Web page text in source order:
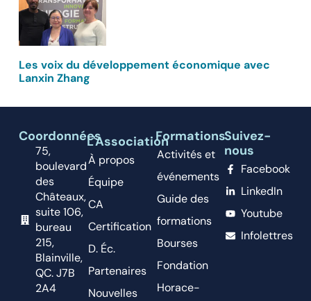
Les voix du développement économique avec
Lanxin Zhang
Coordonnées
75,
boulevard
des
Châteaux,
suite 106,
bureau
215,
Blainville,
QC. J7B
2A4
L'Association
À propos
Équipe
CA
Certification
D. Éc.
Partenaires
Nouvelles
Formations
Activités et
événements
Guide des
formations
Bourses
Fondation
Horace-
Suivez-
nous
Facebook
LinkedIn
Youtube
Infolettres